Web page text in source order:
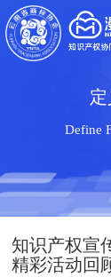
Define
知识产权宣
精彩活动回